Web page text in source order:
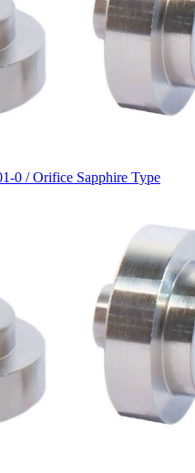
0 / Orifice Sapphire Type